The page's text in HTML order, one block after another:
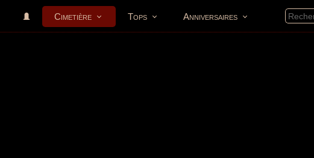
Cimetière Tops Anniversaires